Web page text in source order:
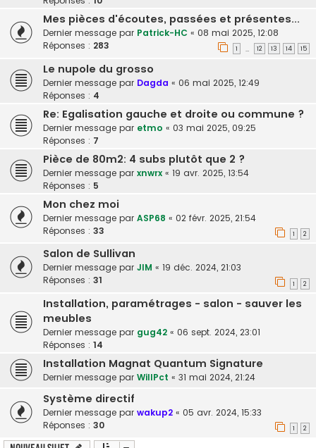
Mes pièces d'écoutes, passées et présentes...
Dernier message par Patrick-HC « 08 mai 2025, 12:08
Réponses : 283 1 … 12 13 14 15
Le nupole du grosso
Dernier message par Dagda « 06 mai 2025, 12:49
Réponses : 4
Re: Egalisation gauche et droite ou commune ?
Dernier message par etmo « 03 mai 2025, 09:25
Réponses : 7
Pièce de 80m2: 4 subs plutôt que 2 ?
Dernier message par xnwrx « 19 avr. 2025, 13:54
Réponses : 5
Mon chez moi
Dernier message par ASP68 « 02 févr. 2025, 21:54
Réponses : 33 1 2
Salon de Sullivan
Dernier message par JIM « 19 déc. 2024, 21:03
Réponses : 31 1 2
Installation, paramétrages - salon - sauver les
meubles
Dernier message par gug42 « 06 sept. 2024, 23:01
Réponses : 14
Installation Magnat Quantum Signature
Dernier message par WillPct « 31 mai 2024, 21:24
Système directif
Dernier message par wakup2 « 05 avr. 2024, 15:33
Réponses : 30 1 2